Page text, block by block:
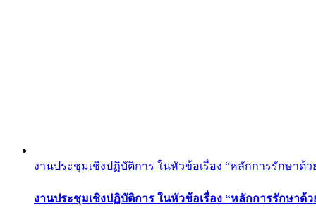
งานประชุมเชิงปฏิบัติการ ในหัวข้อเรื่อง “หลักการรักษาด้ว
งานประชุมเชิงปฏิบัติการ ในหัวข้อเรื่อง “หลักการรักษาด้